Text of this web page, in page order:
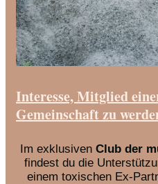
Interesse, Mitglied
Gemeinschaft zu
Im exklusiven Club der
findest du die
einem toxischen Ex-